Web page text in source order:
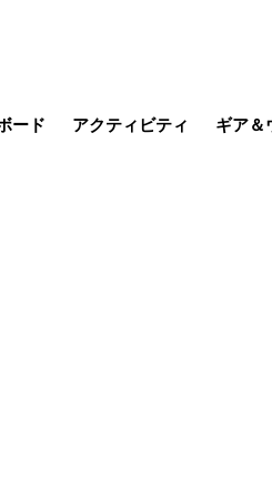
ード アクティビティ ギア＆